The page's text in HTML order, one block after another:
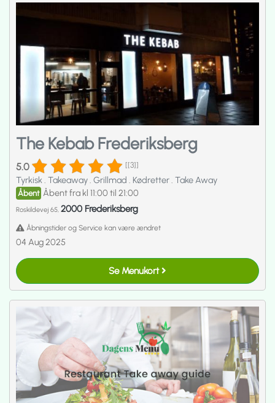
The Kebab Frederiksberg
5.0 [[3]]
Tyrkisk. Takeaway. Grillmad . Kødretter. Take Away
Åbent Åbent fra kl 11:00 til 21:00
Roskildevej 65, 2000 Frederiksberg
Åbningstider og Service kan være ændret
04 Aug 2025
Se Menukort